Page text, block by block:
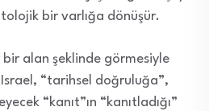
bir varlığa dönüşür.
alan şeklinde görmesiyle
“tarihsel doğruluğa”,
“kanıt”ın “kanıtladığı”